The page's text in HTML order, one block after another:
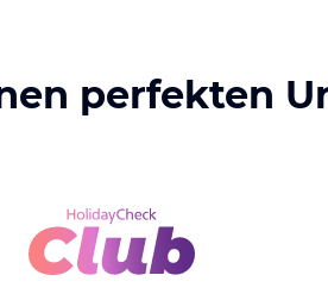
perfekten